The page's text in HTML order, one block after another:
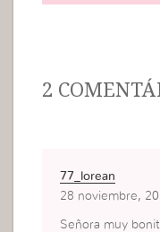
2
77_lorean
28 noviembre,
Señora muy